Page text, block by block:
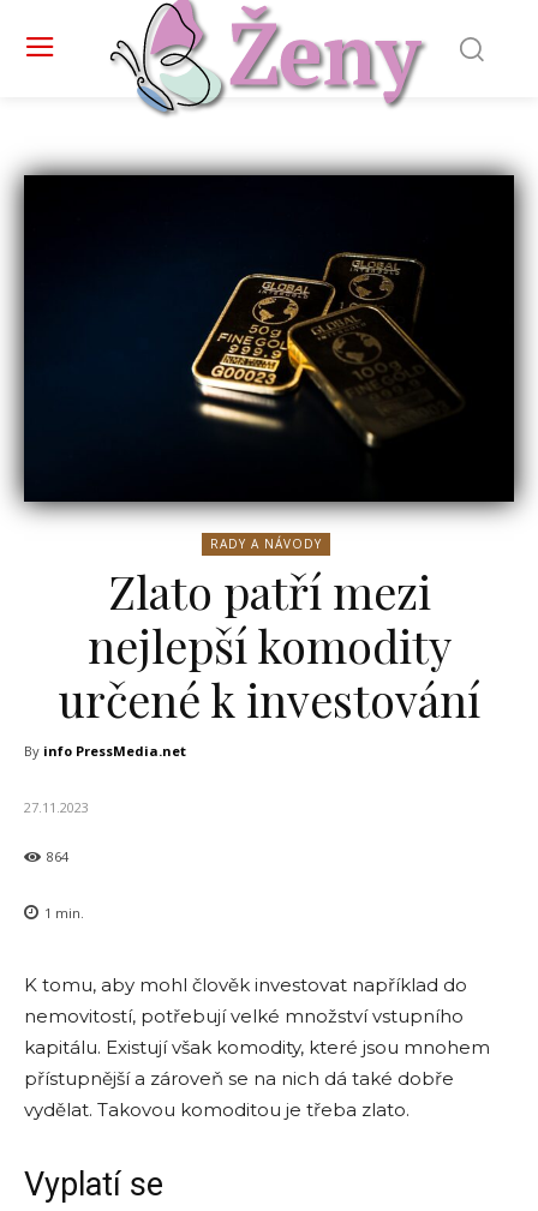
RADY A NÁVODY
Zlato patří mezi
nejlepší komodity
určené k investování
By info PressMedia.net
27.11.2023
864
1 min.
K tomu, aby mohl člověk investovat například do
nemovitostí, potřebují velké množství vstupního
kapitálu. Existují však komodity, které jsou mnohem
přístupnější a zároveň se na nich dá také dobře
vydělat. Takovou komoditou je třeba zlato.
Vyplatí se